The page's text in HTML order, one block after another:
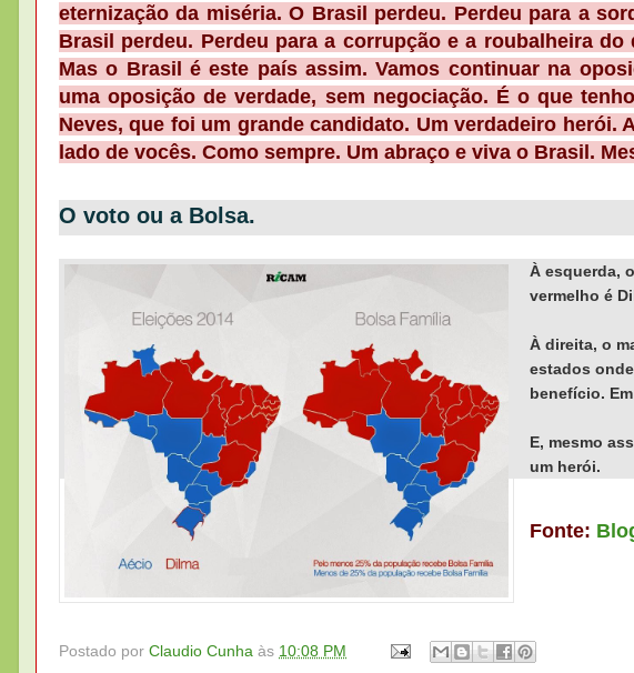
eternização da miséria. O Brasil perdeu. Perdeu para a
Brasil perdeu. Perdeu para a corrupção e a roubalheira
Mas o Brasil é este país assim. Vamos continuar na
uma oposição de verdade, sem negociação. É o que
Neves, que foi um grande candidato. Um verdadeiro herói.
lado de vocês. Como sempre. Um abraço e viva o Brasil.
O voto ou a Bolsa.
À esquerda,
vermelho é
À direita, o
estados
benefício.
E, mesmo
um herói.
Fonte:
Postado por Claudio Cunha às 10:08 PM